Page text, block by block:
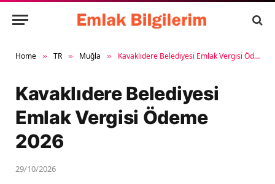
Home » TR » Muğla » Kavaklıdere Belediyesi Emlak Vergisi Ödeme 2026
Kavaklıdere Belediyesi
Emlak Vergisi Ödeme
2026
29/10/2026